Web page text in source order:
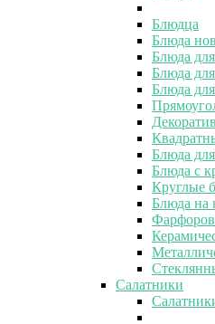
Блюдца
Блюда
Блюда
Блюда
Блюда
Блюда
Блюда с
Круглые
Блюда на
Салатники